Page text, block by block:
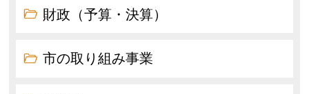
財政（予算・決算）
市の取り組み事業